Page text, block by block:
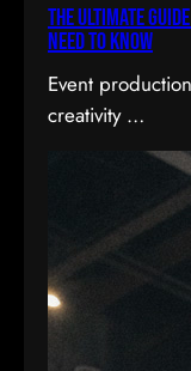
The Ultimate
Need to Know
Event
creativity …